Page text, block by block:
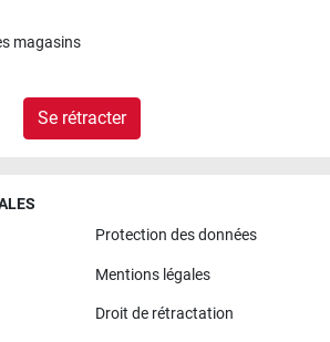
magasins
Se rétracter
Protection des données
Mentions légales
Droit de rétractation